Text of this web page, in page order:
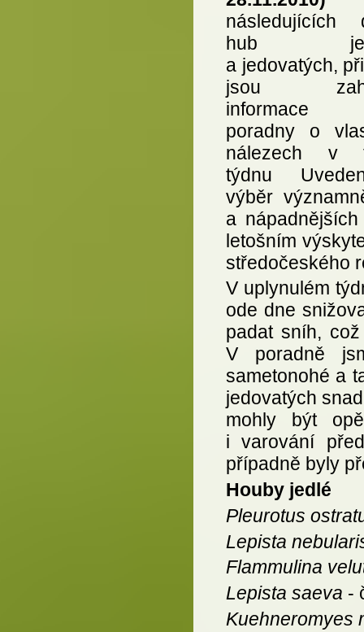
následujících
hub
a jedovatých,
jsou
informace
poradny o
nálezech v
týdnu
výběr
a
letošním
středočeského
V uplynulém
ode dne
padat sníh,
V poradně
sametonohé a
jedovatých
mohly být
i varování
případně byly
Houby jedlé
Pleurotus
Lepista
Flammulina
Lepista saeva -
Kuehneromyes